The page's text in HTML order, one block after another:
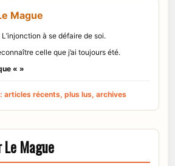
Mague
à se défaire de soi.
celle que j’ai toujours été.
« »
articles récents, plus lus, archives
Mague